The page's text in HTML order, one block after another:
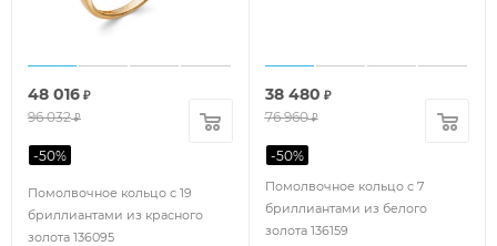
Помолвочное кольцо с 19
бриллиантами из красного
золота 136095
48 016 ₽
96 032₽
-50%
Помолвочное кольцо с 7
бриллиантами из белого
золота 136159
38 480 ₽
76 960₽
-50%